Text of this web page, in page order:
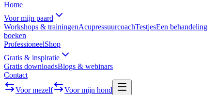
Home
Voor mijn paard
Workshops & trainingenAcupressuurcoachTestjesEen behandeling
boeken
ProfessioneelShop
Gratis & inspiratie
Gratis downloadsBlogs & webinars
Contact
Voor mezelf
Voor mijn hond